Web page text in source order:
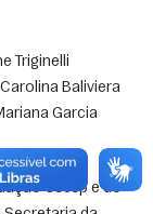
Triginelli
Baliviera
Garcia
é uma
Osesp e do